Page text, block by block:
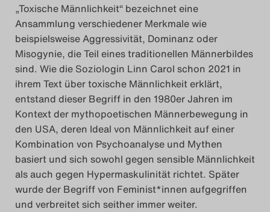
„Toxische Männlichkeit“ bezeichnet eine
Ansammlung verschiedener Merkmale wie
beispielsweise Aggressivität, Dominanz oder
Misogynie, die Teil eines traditionellen Männerbildes
sind. Wie die Soziologin Linn Carol schon 2021 in
ihrem Text über toxische Männlichkeit erklärt,
entstand dieser Begriff in den 1980er Jahren im
Kontext der mythopoetischen Männerbewegung in
den USA, deren Ideal von Männlichkeit auf einer
Kombination von Psychoanalyse und Mythen
basiert und sich sowohl gegen sensible Männlichkeit
als auch gegen Hypermaskulinität richtet. Später
wurde der Begriff von Feminist*innen aufgegriffen
und verbreitet sich seither immer weiter.